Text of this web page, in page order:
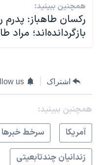
همچنین ببینید:
رکسان طاهباز: پدرم
بازگردانده‌اند؛
اشتراک us
همچنبن ببینید:
آمريکا
سرخط خبرها
زندانیان چندتابعیتی